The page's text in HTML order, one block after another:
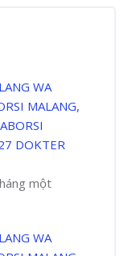
WA
MALANG,
DOKTER
một
WA